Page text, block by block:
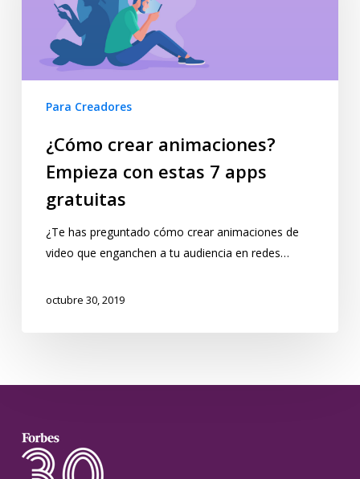
Para Creadores
¿Cómo crear animaciones?
Empieza con estas 7 apps
gratuitas
¿Te has preguntado cómo crear animaciones de
video que enganchen a tu audiencia en redes…
octubre 30, 2019